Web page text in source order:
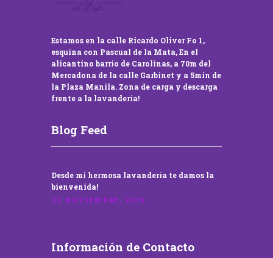
Estamos en la calle Ricardo Oliver Fo 1,
esquina con Pascual de la Mata, En el
alicantino barrio de Carolinas, a 70m del
Mercadona de la calle Garbinet y a 5min de
la Plaza Manila. Zona de carga y descarga
frente a la lavandería!
Blog Feed
Desde mi hermosa lavandería te damos la
bienvenida!
22 NOVIEMBRE, 2016
Información de Contacto